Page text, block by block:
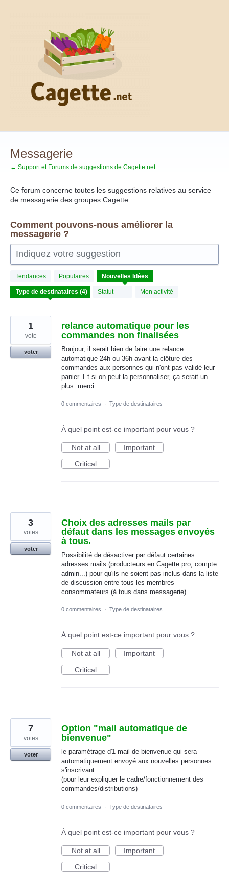
Messagerie
← Support et Forums de suggestions de Cagette.net
Ce forum concerne toutes les suggestions relatives au service
de messagerie des groupes Cagette.
Comment pouvons-nous améliorer la
messagerie ?
Indiquez votre suggestion
Tendances Populaires Nouvelles Idées
Statut Mon activité
résultats
trouvés
relance automatique pour les
commandes non finalisées
Bonjour, il serait bien de faire une relance
automatique 24h ou 36h avant la clôture des
commandes aux personnes qui n'ont pas validé leur
panier. Et si on peut la personnaliser, ça serait un
plus. merci
1
vote
voter
0 commentaires · Type de destinataires
À quel point est-ce important pour vous ?
Not at all
Important
Critical
Choix des adresses mails par
défaut dans les messages envoyés
à tous.
Possibilité de désactiver par défaut certaines
adresses mails (producteurs en Cagette pro, compte
admin...) pour qu'ils ne soient pas inclus dans la liste
de discussion entre tous les membres
consommateurs (à tous dans messagerie).
3
votes
voter
0 commentaires · Type de destinataires
À quel point est-ce important pour vous ?
Not at all
Important
Critical
Option "mail automatique de
bienvenue"
le paramétrage d'1 mail de bienvenue qui sera
automatiquement envoyé aux nouvelles personnes
s'inscrivant
(pour leur expliquer le cadre/fonctionnement des
commandes/distributions)
7
votes
voter
0 commentaires · Type de destinataires
À quel point est-ce important pour vous ?
Not at all
Important
Critical